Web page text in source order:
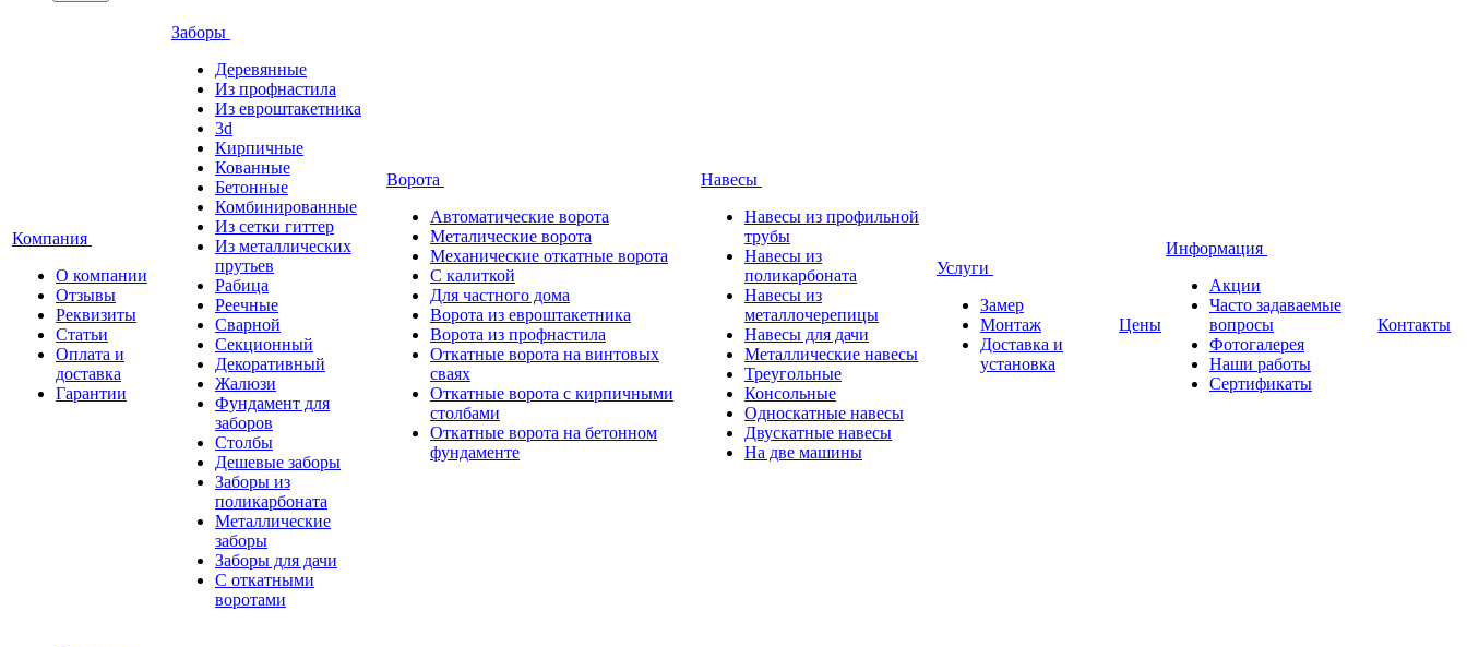
Компания
О компании
Отзывы
Реквизиты
Статьи
Оплата и
доставка
Гарантии
Заборы
Деревянные
Из профнастила
Из евроштакетника
3d
Кирпичные
Кованные
Бетонные
Комбинированные
Из сетки гиттер
Из металлических
прутьев
Рабица
Реечные
Сварной
Секционный
Декоративный
Жалюзи
Фундамент для
заборов
Столбы
Дешевые заборы
Заборы из
поликарбоната
Металлические
заборы
Заборы для дачи
С откатными
воротами
Ворота
Автоматические ворота
Металические ворота
Механические откатные ворота
С калиткой
Для частного дома
Ворота из евроштакетника
Ворота из профнастила
Откатные ворота на винтовых
сваях
Откатные ворота с кирпичными
столбами
Откатные ворота на бетонном
фундаменте
Навесы
Навесы из профильной
трубы
Навесы из
поликарбоната
Навесы из
металлочерепицы
Навесы для дачи
Металлические навесы
Треугольные
Консольные
Односкатные навесы
Двускатные навесы
На две машины
Услуги
Замер
Монтаж
Доставка и
установка
Цены
Информация
Акции
Часто задаваемые
вопросы
Фотогалерея
Наши работы
Сертификаты
Контакты